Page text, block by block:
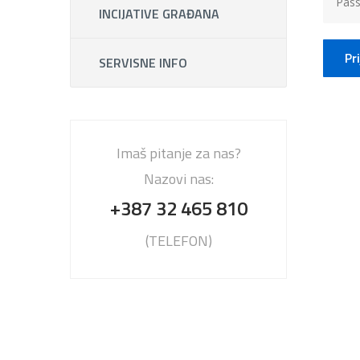
INCIJATIVE GRAĐANA
SERVISNE INFO
Imaš pitanje za nas?
Nazovi nas:
+387 32 465 810
(TELEFON)